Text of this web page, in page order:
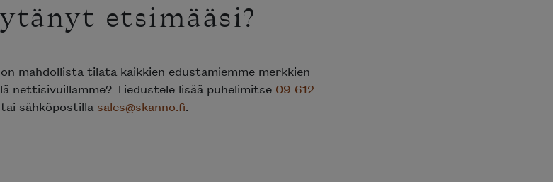
etsimääsi?
mahdollista tilata kaikkien edustamiemme merkkien
nettisivuillamme? Tiedustele lisää puhelimitse09 612
sähköpostillasales@skanno.fi.